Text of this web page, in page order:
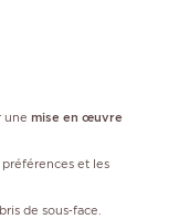
une mise en œuvre
préférences et les
de sous‑face.